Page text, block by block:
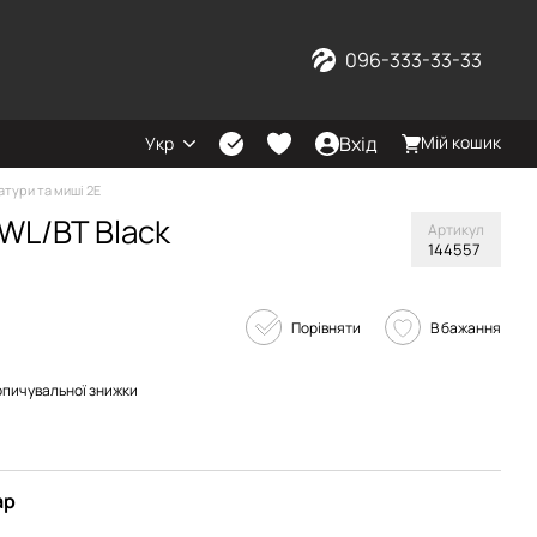
096-333-33-33
Укр Вхід Мій кошик
та миші 2E
BT Black Артикул
144557
Порівняти В бажання
знижки